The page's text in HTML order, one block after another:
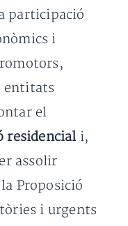
participació
i
entitats
el
residenciali,
assolir
Proposició
i urgents